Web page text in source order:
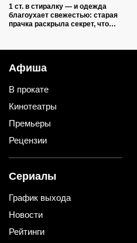
1 ст. в стиралку — и одежда
благоухает свежестью: старая
прачка раскрыла секрет, что
Афиша
В прокате
Кинотеатры
Премьеры
Рецензии
Сериалы
График выхода
Новости
Рейтинги